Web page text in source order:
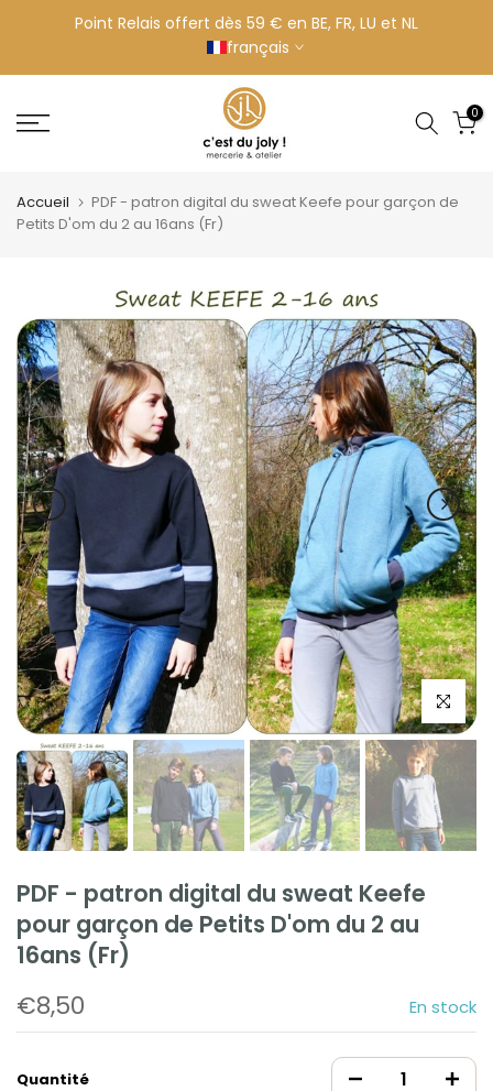
contenu
Point Relais offert dès 59 € en BE, FR, LU et NL
français
0
Accueil
PDF - patron digital du sweat Keefe pour garçon de
Petits D'om du 2 au 16ans (Fr)
Cliquez
PDF - patron digital du sweat Keefe
pour garçon de Petits D'om du 2 au
16ans (Fr)
€8,50 En stock
Quantité